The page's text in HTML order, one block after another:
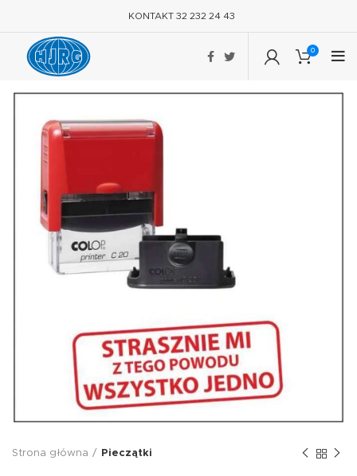
KONTAKT 32 232 24 43
0
Strona główna Pieczątki